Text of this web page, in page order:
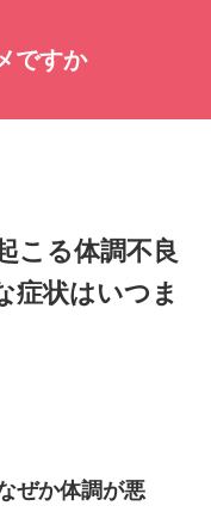
ですか
こる体調不良
症状はいつま
ぜか体調が悪